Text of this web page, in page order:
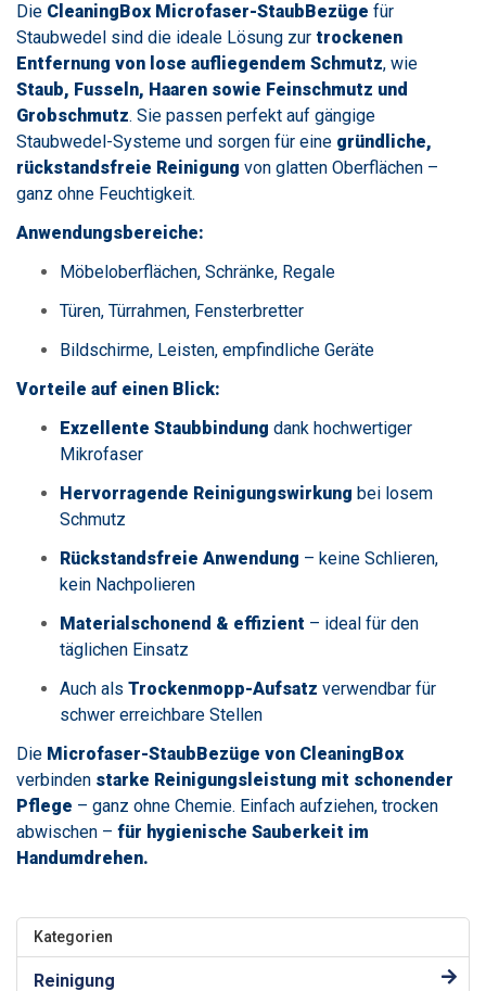
Die CleaningBox Microfaser-StaubBezüge für
Staubwedel sind die ideale Lösung zur trockenen
Entfernung von lose aufliegendem Schmutz, wie
Staub, Fusseln, Haaren sowie Feinschmutz und
Grobschmutz. Sie passen perfekt auf gängige
Staubwedel-Systeme und sorgen für eine gründliche,
rückstandsfreie Reinigung von glatten Oberflächen –
ganz ohne Feuchtigkeit.
Anwendungsbereiche:
Möbeloberflächen, Schränke, Regale
Türen, Türrahmen, Fensterbretter
Bildschirme, Leisten, empfindliche Geräte
Vorteile auf einen Blick:
Exzellente Staubbindung dank hochwertiger
Mikrofaser
Hervorragende Reinigungswirkung bei losem
Schmutz
Rückstandsfreie Anwendung – keine Schlieren,
kein Nachpolieren
Materialschonend & effizient – ideal für den
täglichen Einsatz
Auch als Trockenmopp-Aufsatz verwendbar für
schwer erreichbare Stellen
Die Microfaser-StaubBezüge von CleaningBox
verbinden starke Reinigungsleistung mit schonender
Pflege – ganz ohne Chemie. Einfach aufziehen, trocken
abwischen – für hygienische Sauberkeit im
Handumdrehen.
Kategorien
Reinigung